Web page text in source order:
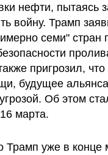
нефти, пытаясь
войну. Трамп
семи" стран
пригрозил,
будущее
Об этом
марта.
Трамп уже в конце